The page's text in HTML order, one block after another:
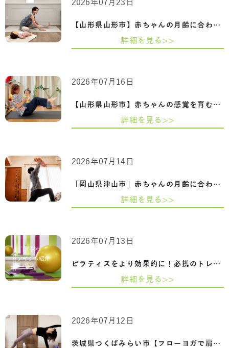
【山形県山形市】赤ちゃんの月齢に合わせ…
2026年07月23日
詳細を見る>>
【山形県山形市】赤ちゃんの感覚を育むふ…
2026年07月16日
詳細を見る>>
「岡山県津山市」赤ちゃんの月齢に合わせ…
2026年07月14日
詳細を見る>>
ピラティスをより効果的に！必携のトレー…
2026年07月13日
詳細を見る>>
茨城県つくばみらい市【フローヨガで肩甲…
2026年07月12日